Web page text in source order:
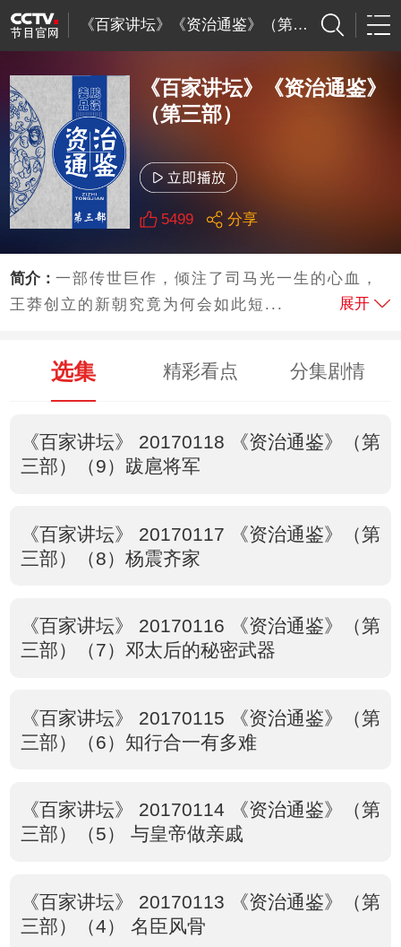
《百家讲坛》《资治通鉴》（第三部）
《百家讲坛》《资治通鉴》
（第三部）
5499 分享
简介：一部传世巨作，倾注了司马光一生的心血，
王莽创立的新朝究竟为何会如此短...
展开
选集 精彩看点 分集剧情
《百家讲坛》 20170118 《资治通鉴》（第
三部）（9）跋扈将军
《百家讲坛》 20170117 《资治通鉴》（第
三部）（8）杨震齐家
《百家讲坛》 20170116 《资治通鉴》（第
三部）（7）邓太后的秘密武器
《百家讲坛》 20170115 《资治通鉴》（第
三部）（6）知行合一有多难
《百家讲坛》 20170114 《资治通鉴》（第
三部）（5） 与皇帝做亲戚
《百家讲坛》 20170113 《资治通鉴》（第
三部）（4） 名臣风骨